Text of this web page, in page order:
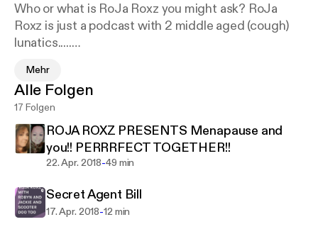
Who or what is RoJa Roxz you might ask? RoJa
Roxz is just a podcast with 2 middle aged (cough)
lunatics.....
talking about every day life and things women our
age may be dealing with in life. Although it might
get serious for a brief moment, we try to keep it
funny and light so maybe we can spread some
laughs during a time you might need it the most.
There are times when we have some crazy
We hope to bring you a few laughs and we dont
care if you hate it...its all good! Just two Lunes
Mehr
Alle Folgen
17 Folgen
ROJA ROXZ PRESENTS Menapause and
you!! PERRRFECT TOGETHER!!
22. Apr. 2018-49 min
Secret Agent Bill
17. Apr. 2018-12 min